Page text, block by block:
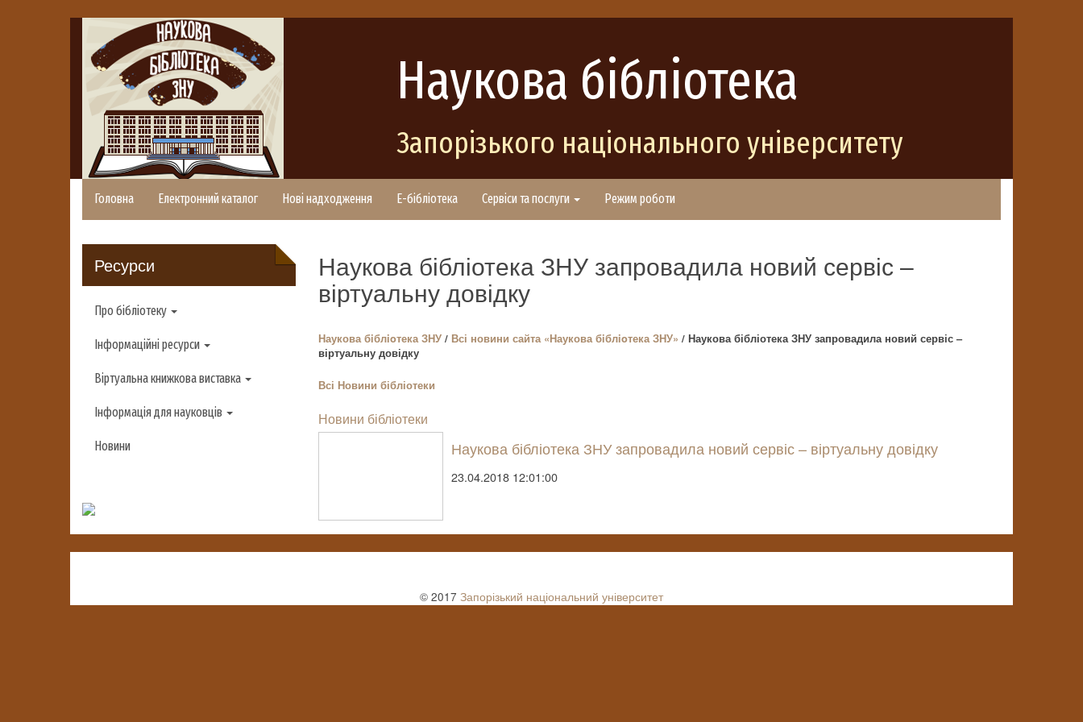
Наукова бібліотека
Запорізького національного університету
Головна Електронний каталог Нові надходження E-бібліотека Сервіси та послуги Режим роботи
Ресурси
Про бібліотеку
Інформаційні ресурси
Віртуальна книжкова виставка
Інформація для науковців
Новини
Наукова бібліотека ЗНУ запровадила новий сервіс –
віртуальну довідку
Наукова бiблioтека ЗНУ/ Всі новини сайта «Наукова бiблioтека ЗНУ» / Наукова бібліотека ЗНУ запровадила новий сервіс –
віртуальну довідку
Всі Новини бібліотеки
Новини бібліотеки
Наукова бібліотека ЗНУ запровадила новий сервіс – віртуальну довідку
23.04.2018 12:01:00
© 2017 Запорізький національний університет